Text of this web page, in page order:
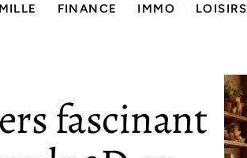
FINANCE IMMO LOISIRS
fascinant